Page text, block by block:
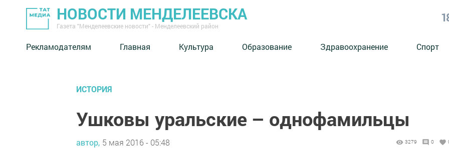
НОВОСТИ МЕНДЕЛЕЕВСКА
Газета "Менделеевские новости" - Менделеевский район
Рекламодателям Главная Культура Образование Здравоохранение Спорт
ИСТОРИЯ
Ушковы уральские – однофамильцы
автор, 5 мая 2016 - 05:48 3279 0